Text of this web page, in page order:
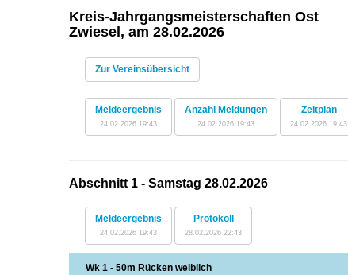
Kreis-Jahrgangsmeisterschaften Ost
Zwiesel, am 28.02.2026
Zur Vereinsübersicht
Meldeergebnis
24.02.2026 19:43
Anzahl Meldungen
24.02.2026 19:43
Zeitplan
24.02.2026 19:43
Abschnitt 1 - Samstag 28.02.2026
Meldeergebnis
24.02.2026 19:43
Protokoll
28.02.2026 22:43
Wk 1 - 50m Rücken weiblich